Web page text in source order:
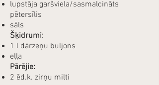
lupstāja garšviela/sasmalcināts
pētersīlis
sāls
Šķidrumi:
1 l dārzeņu buljons
eļļa
Pārējie:
​2 ēd.k. zirņu milti